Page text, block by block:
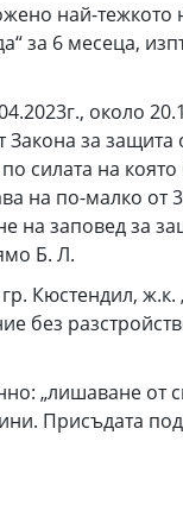
най-тежкото
за 6 месеца,
около
Закона за
силата на която
на по-малко от
на заповед за
Б. Л.
Кюстендил, ж.к.
без
„лишаване от
Присъдата